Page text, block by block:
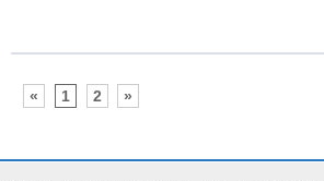
« 1 2 »